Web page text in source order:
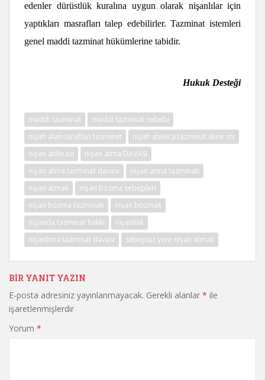
edenler dürüstlük kuralına uygun olarak nişanlılar için
yaptıkları masrafları talep edebilirler. Tazminat istemleri
genel maddi tazminat hükümlerine tabidir.
Hukuk Desteği
maddi tazminat
maddi tazminat sebebi
nişan atan taraftan tazminat
nişan atılınca tazminat alınır mı
nişan atılması
nişan atma DAVASI
nişan atma tazminat davası
nişan atma tazminatı
nişan atmak
nişan bozma sebepleri
nişan bozma tazminatı
nişan bozmak
nişanda tazminat hakkı
nişanlılık
nişanlıma tazminat davası
sebepsiz yere nişan atmak
BIR YANIT YAZIN
E-posta adresiniz yayınlanmayacak. Gerekli alanlar * ile
işaretlenmişlerdir
Yorum *